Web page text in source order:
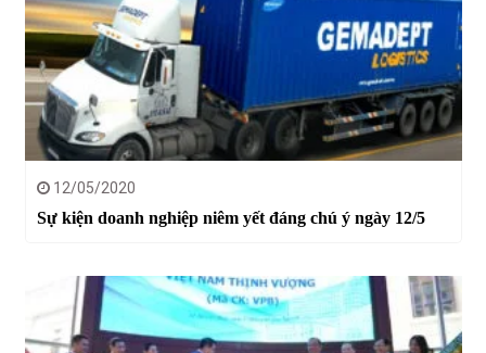
12/05/2020
Sự kiện doanh nghiệp niêm yết đáng chú ý ngày 12/5